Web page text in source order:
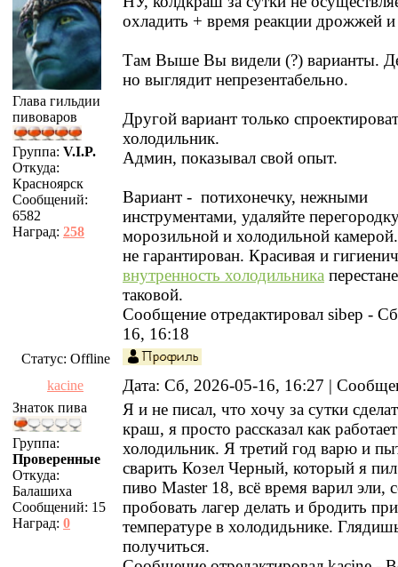
Глава гильдии
пивоваров
Группа: V.I.P.
Откуда:
Красноярск
Сообщений:
6582
Наград: 258
охладить + время реакции дрожжей
Там Выше Вы видели (?) варианты.
но выглядит непрезентабельно.
Другой вариант только
холодильник.
Админ, показывал свой опыт.
Вариант - потихонечку, нежными
инструментами, удаляйте
морозильной и холодильной камерой.
не гарантирован. Красивая и
внутренность холодильника
таковой.
Сообщение отредактировал sibep -
16, 16:18
Статус: Offline
kacine
Дата: Сб, 2026-05-16, 16:27 |
Знаток пива
Группа:
Проверенные
Откуда:
Балашиха
Сообщений: 15
Наград: 0
Я и не писал, что хочу за сутки
краш, я просто рассказал как
холодильник. Я третий год варю и
сварить Козел Черный, который я
пиво Master 18, всё время варил эли,
пробовать лагер делать и бродить
температуре в холодидьнике.
получиться.